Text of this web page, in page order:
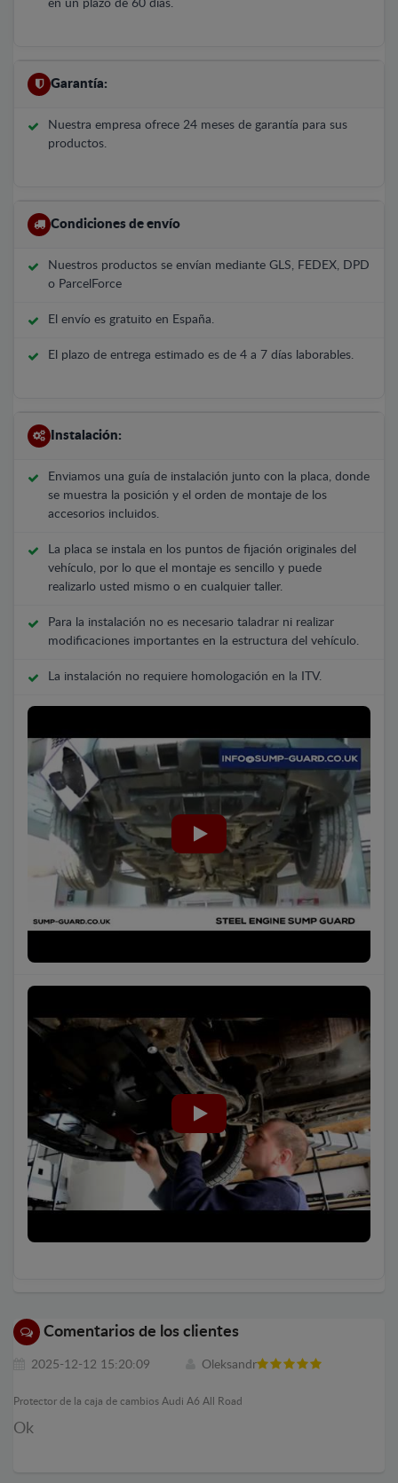
en un plazo de 60 días.
Garantía:
Nuestra empresa ofrece 24 meses de garantía para sus
productos.
Condiciones de envío
Nuestros productos se envían mediante GLS, FEDEX, DPD
o ParcelForce
El envío es gratuito en España.
El plazo de entrega estimado es de 4 a 7 días laborables.
Instalación:
Enviamos una guía de instalación junto con la placa, donde
se muestra la posición y el orden de montaje de los
accesorios incluidos.
La placa se instala en los puntos de fijación originales del
vehículo, por lo que el montaje es sencillo y puede
realizarlo usted mismo o en cualquier taller.
Para la instalación no es necesario taladrar ni realizar
modificaciones importantes en la estructura del vehículo.
La instalación no requiere homologación en la ITV.
Comentarios de los clientes
2025-12-12 15:20:09 Oleksandr
Protector de la caja de cambios Audi A6 All Road
Ok